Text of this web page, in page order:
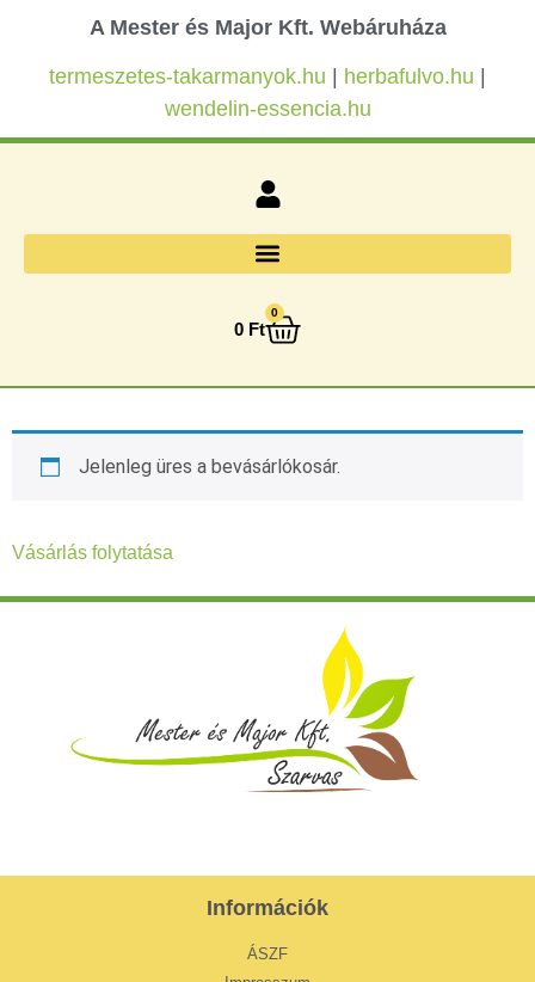
A Mester és Major Kft. Webáruháza
termeszetes-takarmanyok.hu herbafulvo.hu
wendelin-essencia.hu
0 Ft
0
Jelenleg üres a bevásárlókosár.
Vásárlás folytatása
Információk
ÁSZF